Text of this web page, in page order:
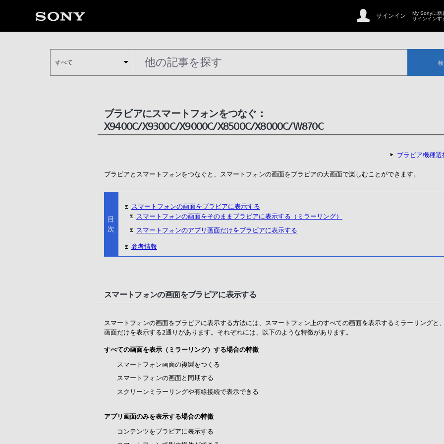
サインイン
My Sonyに新
サインインす
すべて
ブラビアにスマートフォンをつなぐ：
X9400C/X9300C/X9000C/X8500C/X8000C/W870C
ブラビア機種
ブラビアとスマートフォンをつなぐと、スマートフォンの画面をブラビアの大画面で楽しむことができます。
目
次
スマートフォンの画面をブラビアに表示する
スマートフォンの画面をそのままブラビアに表示する（ミラーリング）
スマートフォンのアプリ画面だけをブラビアに表示する
参考情報
スマートフォンの画面をブラビアに表示する
スマートフォンの画面をブラビアに表示する方法には、スマートフォン上のすべての画面を表示するミラーリングと
画面だけを表示する2通りがあります。それぞれには、以下のような特徴があります。
すべての画面を表示（ミラーリング）する場合の特徴
スマートフォン画面の複製をつくる
スマートフォンの画面と同期する
スクリーンミラーリングや有線接続で表示できる
アプリ画面のみを表示する場合の特徴
コンテンツをブラビアに表示する